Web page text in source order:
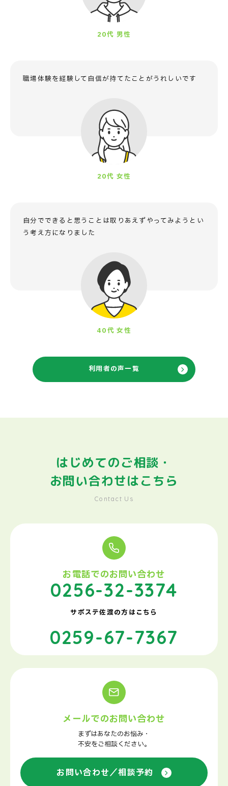
20代 男性
職場体験を経験して 自信が持てたことがうれしいです
20代 女性
自分でできると思うことは取りあえずやってみようとい
う考え方になりました
40代 女性
利用者の声一覧
はじめてのご相談・
お問い合わせはこちら
Contact Us
お電話でのお問い合わせ
0256-32-3374
サポステ佐渡の方はこちら
0259-67-7367
メールでのお問い合わせ
まずはあなたのお悩み・
不安をご相談ください。
お問い合わせ／相談予約